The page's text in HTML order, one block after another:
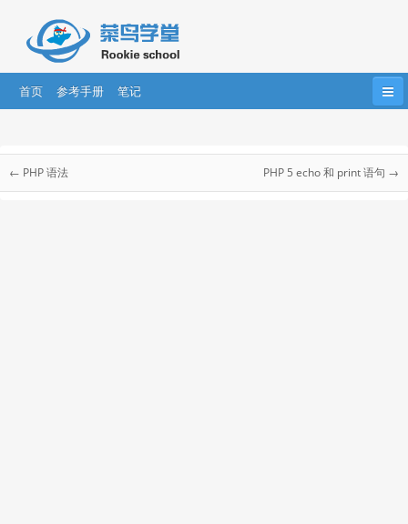
首页 参考手册 笔记
Bootstrap HTML DOM jQuery
PHP 教程
← PHP 语法 PHP 5 echo 和 print 语句 →